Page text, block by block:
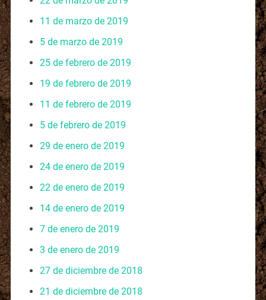
11 de marzo de 2019
5 de marzo de 2019
25 de febrero de 2019
19 de febrero de 2019
11 de febrero de 2019
5 de febrero de 2019
29 de enero de 2019
24 de enero de 2019
22 de enero de 2019
14 de enero de 2019
7 de enero de 2019
3 de enero de 2019
27 de diciembre de 2018
21 de diciembre de 2018